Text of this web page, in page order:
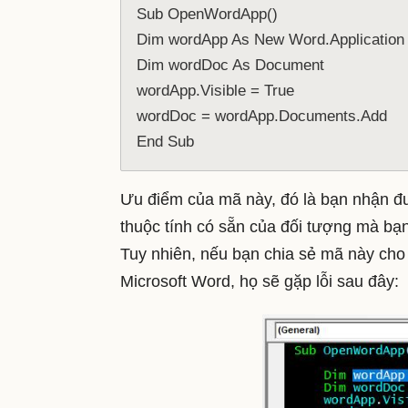
Sub OpenWordApp()
Dim wordApp As New
Dim wordDoc As Document
wordApp.Visible = True
wordDoc = wordApp.Documents.Add
End Sub
Ưu điểm của mã này, đó là bạn nhận
thuộc tính có sẵn của đối tượng mà
Tuy nhiên, nếu bạn chia sẻ mã này
Microsoft Word, họ sẽ gặp lỗi sau đây: